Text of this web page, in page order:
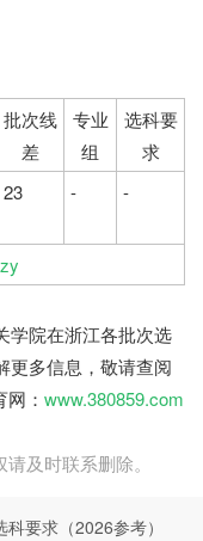
批次线
差
专业
组
选科要
求
23 - -
学院在浙江各批次选
更多信息，敬请查阅
： www.380859.com
及时联系删除。
要求（2026参考）